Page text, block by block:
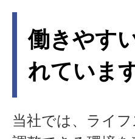
働きやす
れていま
当社では、ライ